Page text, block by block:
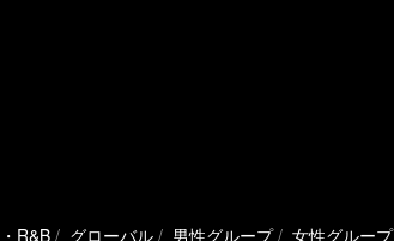
R&B グローバル 男性グループ 女性グループ